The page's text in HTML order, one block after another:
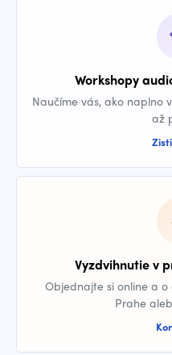
Workshopy
Naučíme vás, ako naplno
až
Vyzdvihnutie v
Objednajte si online a
Prahe